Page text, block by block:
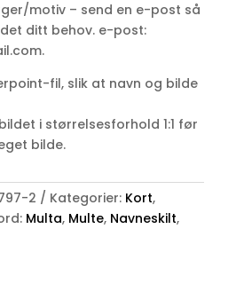
motiv – send en e-post så
ditt behov. e-post:
fil, slik at navn og bilde
i størrelsesforhold 1:1 før
bilde.
2 Kategorier: Kort,
Multa, Multe, Navneskilt,